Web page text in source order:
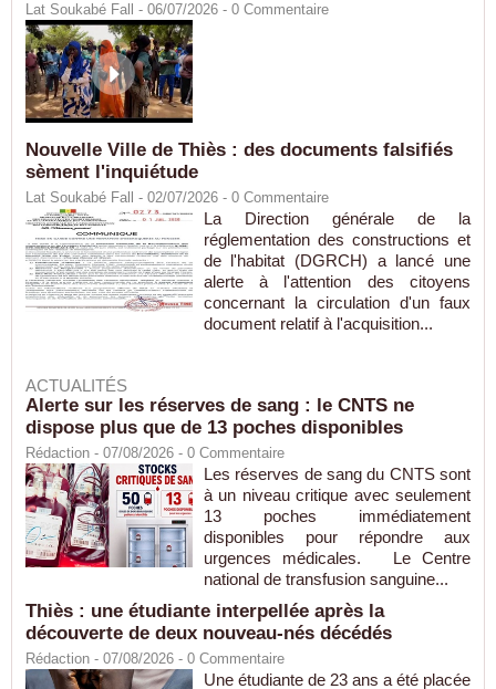
Lat Soukabé Fall - 06/07/2026 - 0 Commentaire
Nouvelle Ville de Thiès : des documents falsifiés
sèment l'inquiétude
Lat Soukabé Fall - 02/07/2026 - 0 Commentaire
La Direction générale de la
réglementation des constructions et
de l'habitat (DGRCH) a lancé une
alerte à l'attention des citoyens
concernant la circulation d'un faux
document relatif à l'acquisition...
ACTUALITÉS
Alerte sur les réserves de sang : le CNTS ne
dispose plus que de 13 poches disponibles
Rédaction - 07/08/2026 - 0 Commentaire
Les réserves de sang du CNTS sont
à un niveau critique avec seulement
13 poches immédiatement
disponibles pour répondre aux
urgences médicales. Le Centre
national de transfusion sanguine...
Thiès : une étudiante interpellée après la
découverte de deux nouveau-nés décédés
Rédaction - 07/08/2026 - 0 Commentaire
Une étudiante de 23 ans a été placée